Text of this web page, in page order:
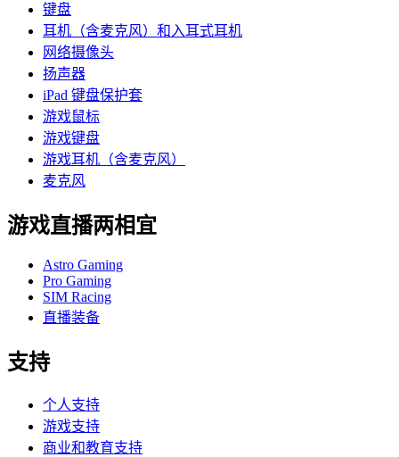
键盘
耳机（含麦克风）和入耳式耳机
网络摄像头
扬声器
iPad 键盘保护套
游戏鼠标
游戏键盘
游戏耳机（含麦克风）
麦克风
游戏直播两相宜
Astro Gaming
Pro Gaming
SIM Racing
直播装备
支持
个人支持
游戏支持
商业和教育支持